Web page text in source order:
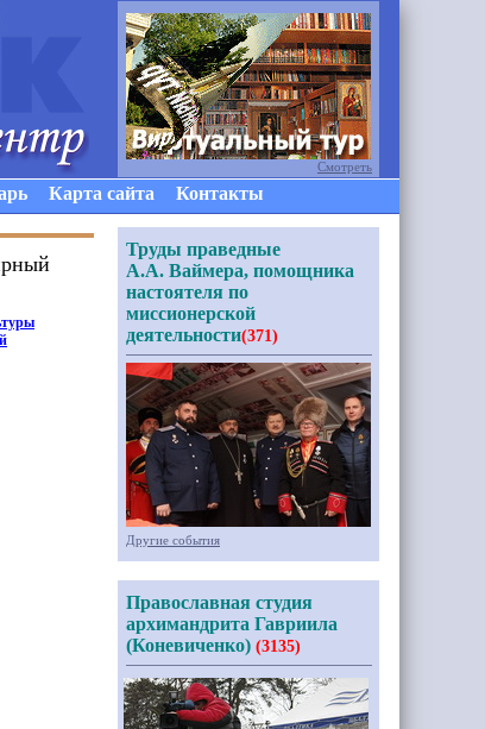
Карта сайта Контакты
Смотреть
Труды праведные
А.А. Ваймера, помощника
настоятеля по
миссионерской
деятельности(371)
Другие события
Православная студия
архимандрита Гавриила
(Коневиченко) (3135)